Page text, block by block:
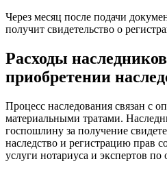
Через месяц после подачи
получит свидетельство о
Расходы
приобретении
Процесс наследования связан с
материальными тратами.
госпошлину за получение
наследство и регистрацию прав
услуги нотариуса и экспертов